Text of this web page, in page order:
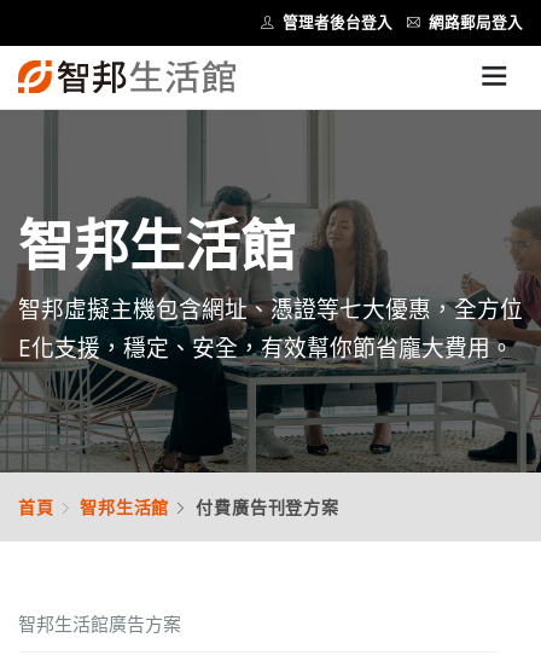
管理者後台登入 網路郵局登入
智邦生活館
智邦虛擬主機包含網址、憑證等七大優惠，全方位
E化支援，穩定、安全，有效幫你節省龐大費用。
首頁 智邦生活館 付費廣告刊登方案
智邦生活館廣告方案